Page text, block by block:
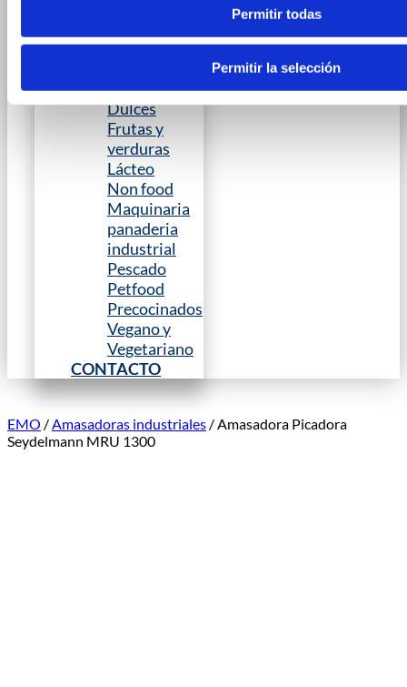
Permitir todas
Permitir la selección
Maquinaria
carnica
Dulces
Frutas y
verduras
Lácteo
Non food
Maquinaria
panaderia
industrial
Pescado
Petfood
Precocinados
Vegano y
Vegetariano
CONTACTO
EMO /Amasadoras industriales / Amasadora Picadora
Seydelmann MRU 1300